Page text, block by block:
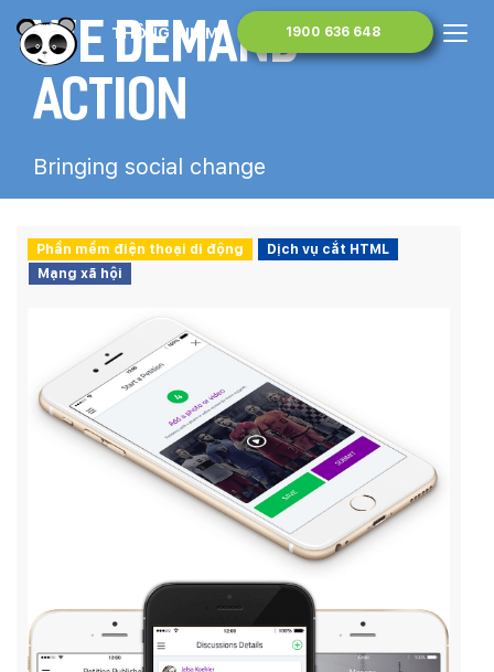
1900 636 648
THÔNG TIN MONA MEDIA
We Demand
Action
Bringing social change
Phần mềm điện thoại di động
Dịch vụ cắt HTML
Mạng xã hội